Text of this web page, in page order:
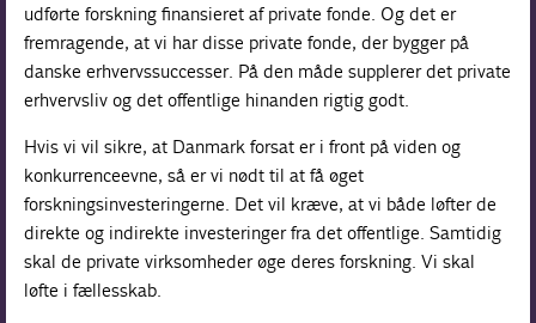
udførte forskning finansieret af private fonde. Og det er
fremragende, at vi har disse private fonde, der bygger på
danske erhvervssuccesser. På den måde supplerer det private
erhvervsliv og det offentlige hinanden rigtig godt.
Hvis vi vil sikre, at Danmark forsat er i front på viden og
konkurrenceevne, så er vi nødt til at få øget
forskningsinvesteringerne. Det vil kræve, at vi både løfter de
direkte og indirekte investeringer fra det offentlige. Samtidig
skal de private virksomheder øge deres forskning. Vi skal
løfte i fællesskab.